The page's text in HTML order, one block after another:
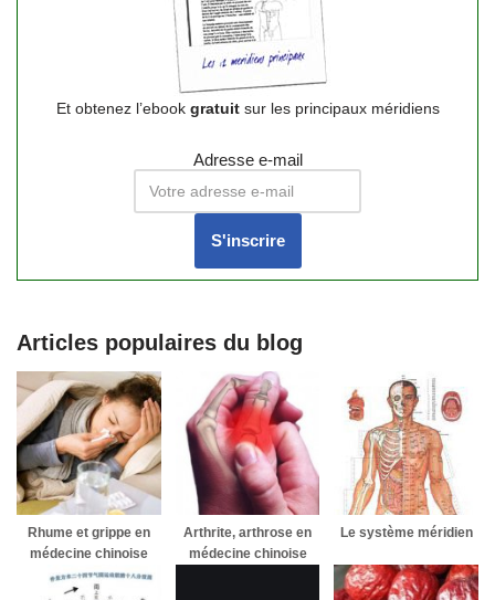
Et obtenez l’ebook gratuitsur les principaux méridiens
Adresse e-mail
Articles populaires du blog
Rhume et grippe en
médecine chinoise
Arthrite, arthrose en
médecine chinoise
Le système méridien